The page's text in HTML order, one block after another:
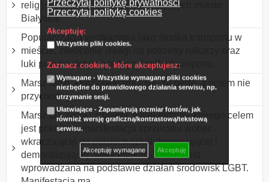
Przeczytaj politykę prywatności
Przeczytaj politykę cookies
Akceptuję:
Wszystkie pliki cookies.
Zaznacz cookies, które akceptujesz:
Wymagane - Wszystkie wymagane pliki cookies
niezbędne do prawidłowego działania serwisu, np.
utrzymanie sesji.
Ułatwiające - Zapamiętują rozmiar fontów, jak
również wersję graficzną/kontrastową/tekstową
serwisu.
Akceptuję wymagane Akceptuję
religijnych chrześcijan zamieszkujących miasto
Białystok
Popularyzacja wrotkarstwa jako środka transportu w
mieście, zwrócenie uwagi na potrzeby rolkarzy oraz
luki prawne dotyczące tego środka transportu
Marsz ludzi, którzy deklarują się, że będą, a potem nie
przychodzą.
Marsz dla życia i zdrowej, silnej rodziny, którego celem
jest pokojowa manifestacja sprzeciwu wobec
wkraczającej do polskich szkół deprawującej i
demoralizującej "seks edukacji", która jest
wprowadzana na podstawie działań środowisk LGBT.